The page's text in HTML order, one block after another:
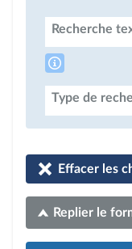
Recherche
Type de
Effacer les
Replier le